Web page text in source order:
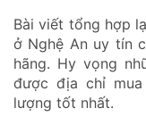
Bài viết tổng hợp
ở Nghệ An uy tín
hãng. Hy vọng
được địa chỉ
lượng tốt nhất.